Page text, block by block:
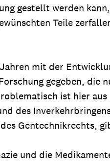
gestellt werden
Teile
mit der
gegeben, die
ist hier
des
Gentechnikrechts,
und die